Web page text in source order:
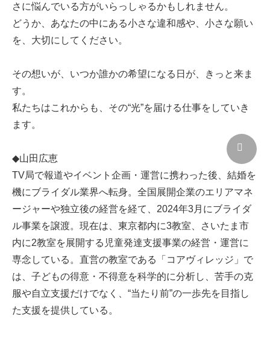
さに悩んでいる方がいらっしゃるかもしれません。
どうか、あなたの中にある小さな違和感や、小さな願い
を、大切にしてください。
その想いが、いつか誰かの希望になる日が、きっと来ま
す。
私たちはこれからも、その“光”を届ける仕事をしていき
ます。
◆山田広恵
TV局で報道やイベント企画・運営に携わった後、結婚を
機にブライダル業界へ転身。全国展開企業のエリアマネ
ージャーや独立後の経営を経て、2024年3月にブライダ
ル事業を譲渡。現在は、東京都内に3教室、さいたま市
内に2教室を展開する児童発達支援事業の経営・運営に
専念している。直営の教室である「コアヴィレッジ」で
は、子どもの得意・不得意を科学的に分析し、苦手の克
服や自立支援だけでなく、“当たり前”の一歩先を目指し
た支援を提供している。